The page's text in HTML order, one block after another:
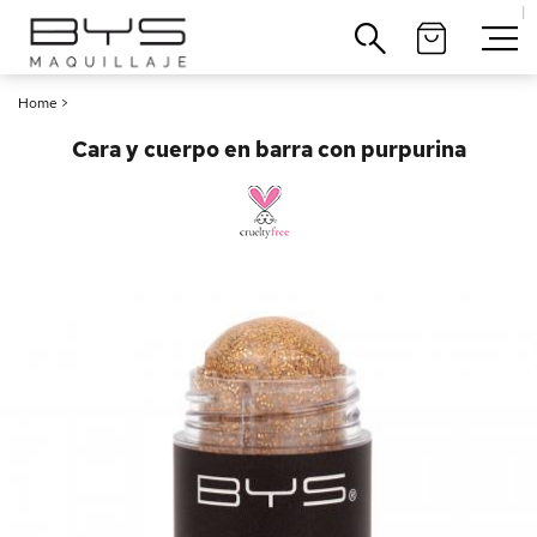
|
Home >
Cara y cuerpo en barra con purpurina
Cerrar